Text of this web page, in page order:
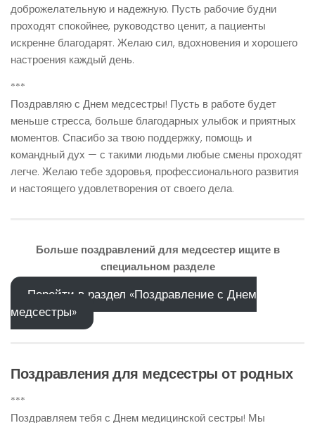
доброжелательную и надежную. Пусть рабочие будни
проходят спокойнее, руководство ценит, а пациенты
искренне благодарят. Желаю сил, вдохновения и хорошего
настроения каждый день.
***
Поздравляю с Днем медсестры! Пусть в работе будет
меньше стресса, больше благодарных улыбок и приятных
моментов. Спасибо за твою поддержку, помощь и
командный дух — с такими людьми любые смены проходят
легче. Желаю тебе здоровья, профессионального развития
и настоящего удовлетворения от своего дела.
Больше поздравлений для медсестер ищите в
специальном разделе
Перейти в раздел «Поздравление с Днем
медсестры»
Поздравления для медсестры от родных
***
Поздравляем тебя с Днем медицинской сестры! Мы